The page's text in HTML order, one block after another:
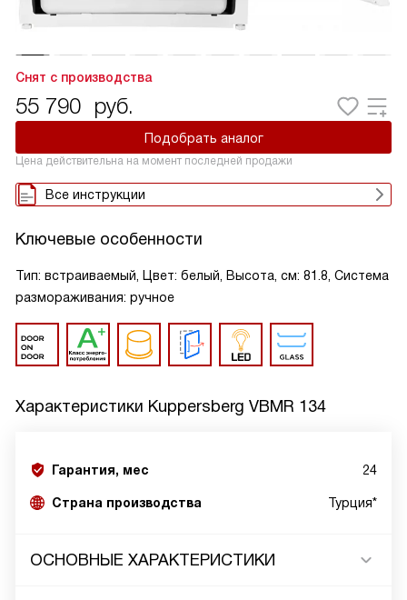
Снят с производства
55 790 руб.
Подобрать аналог
Цена действительна на момент последней продажи
Все инструкции
Ключевые особенности
Тип: встраиваемый, Цвет: белый, Высота, см: 81.8, Система
размораживания: ручное
Характеристики Kuppersberg VBMR 134
Гарантия, мес 24
Страна производства Турция*
ОСНОВНЫЕ ХАРАКТЕРИСТИКИ